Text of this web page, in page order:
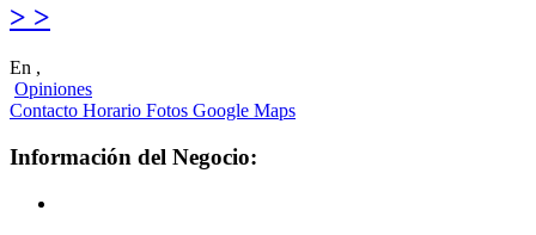
> >
En ,
Opiniones
Contacto Horario Fotos Google Maps
Información del Negocio: